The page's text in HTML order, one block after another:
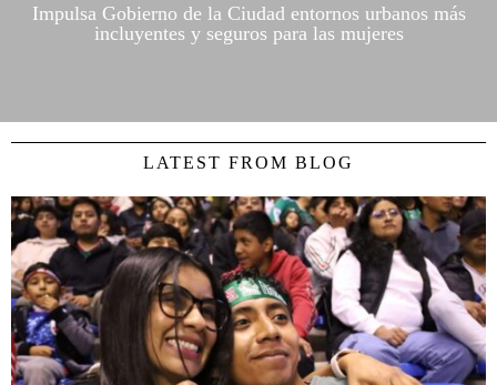
Impulsa Gobierno de la Ciudad entornos urbanos más
incluyentes y seguros para las mujeres
LATEST FROM BLOG